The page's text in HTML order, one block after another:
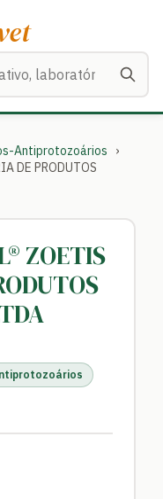
Antiprotozoários
›
DE PRODUTOS
ZOETIS